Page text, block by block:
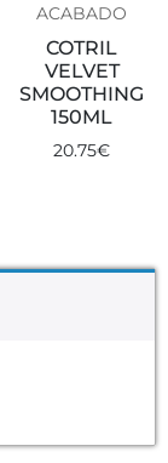
ACABADO
COTRIL
VELVET
SMOOTHING
150ML
20.75€